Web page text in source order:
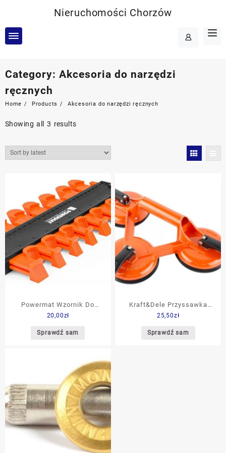
content
Nieruchomości Chorzów
Category: Akcesoria do narzędzi
ręcznych
Home Products Akcesoria do narzędzi ręcznych
Showing all 3 results
Powermat Wzornik Do
Kopiowania Kształtów.
Szablon 260 Mm
20,00zł
Sprawdź sam
Kraft&Dele Przyssawka
Mimośrodowa Potrójna Do
Szyb 150Kg Fi120Mm
25,50zł
Sprawdź sam